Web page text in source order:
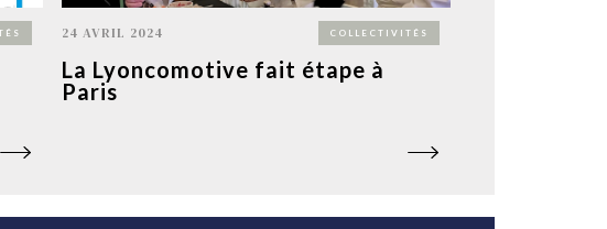
24 AVRIL 2024 COLLECTIVITÉS
La Lyoncomotive fait étape à
Paris